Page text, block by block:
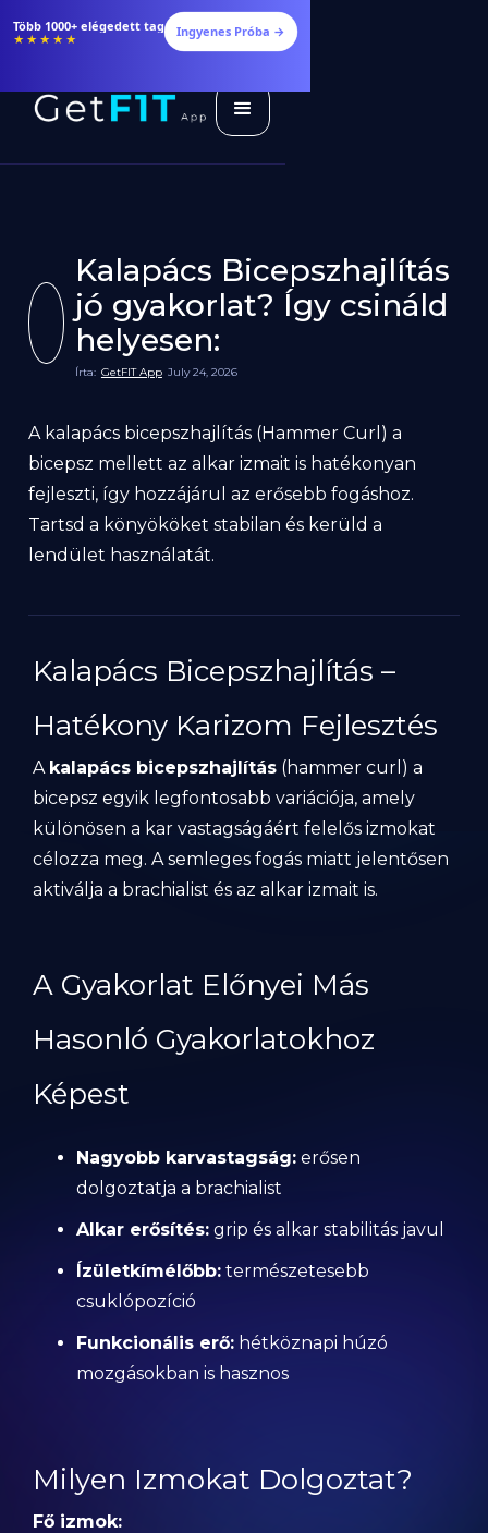
Több 1000+ elégedett tag
★★★★★ Ingyenes Próba →
Kalapács Bicepszhajlítás
jó gyakorlat? Így csináld
helyesen:
Írta: GetFIT App July 24, 2026
A kalapács bicepszhajlítás (Hammer Curl) a
bicepsz mellett az alkar izmait is hatékonyan
fejleszti, így hozzájárul az erősebb fogáshoz.
Tartsd a könyököket stabilan és kerüld a
lendület használatát.
Kalapács Bicepszhajlítás –
Hatékony Karizom Fejlesztés
A kalapács bicepszhajlítás (hammer curl) a
bicepsz egyik legfontosabb variációja, amely
különösen a kar vastagságáért felelős izmokat
célozza meg. A semleges fogás miatt jelentősen
aktiválja a brachialist és az alkar izmait is.
A Gyakorlat Előnyei Más
Hasonló Gyakorlatokhoz
Képest
Nagyobb karvastagság: erősen
dolgoztatja a brachialist
Alkar erősítés: grip és alkar stabilitás javul
Ízületkímélőbb: természetesebb
csuklópozíció
Funkcionális erő: hétköznapi húzó
mozgásokban is hasznos
Milyen Izmokat Dolgoztat?
Fő izmok: